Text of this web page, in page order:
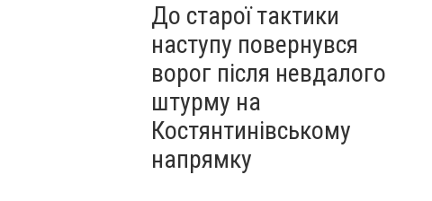
До старої тактики
наступу повернувся
ворог після невдалого
штурму на
Костянтинівському
напрямку